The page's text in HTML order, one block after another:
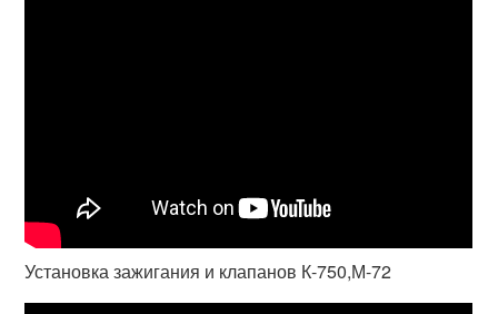
Установка зажигания и клапанов К-750,М-72